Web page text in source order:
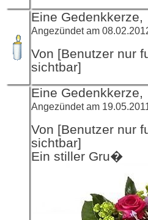
Eine Gedenkkerze,
Angezündet am
Von [Benutzer nur
sichtbar]
Eine Gedenkkerze,
Angezündet am
Von [Benutzer nur
sichtbar]
Ein stiller Gru�